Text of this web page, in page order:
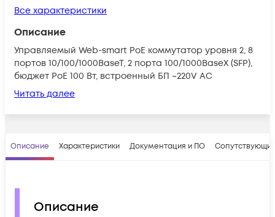
Все характеристики
Описание
Управляемый Web-smart PoE коммутатор уровня 2, 8
портов 10/100/1000BaseT, 2 порта 100/1000BaseX (SFP),
бюджет PoE 100 Вт, встроенный БП ~220V AC
Читать далее
Описание Характеристики Документация и ПО
Описание